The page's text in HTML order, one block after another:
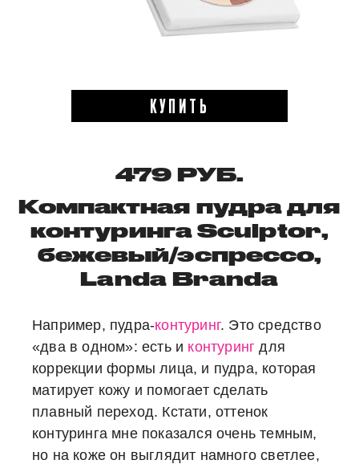
КУПИТЬ
479 РУБ.
Компактная пудра для
контуринга Sculptor,
бежевый/эспрессо,
Landa Branda
Например, пудра-контуринг. Это средство
«два в одном»: есть и контуринг для
коррекции формы лица, и пудра, которая
матирует кожу и помогает сделать
плавный переход. Кстати, оттенок
контуринга мне показался очень темным,
но на коже он выглядит намного светлее,